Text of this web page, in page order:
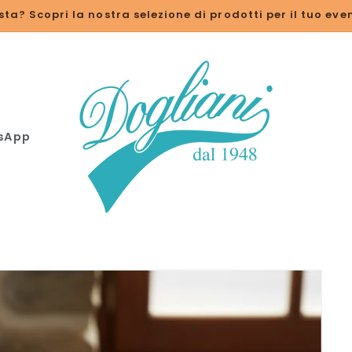
Scopri la nostra selezione di prodotti per il tuo